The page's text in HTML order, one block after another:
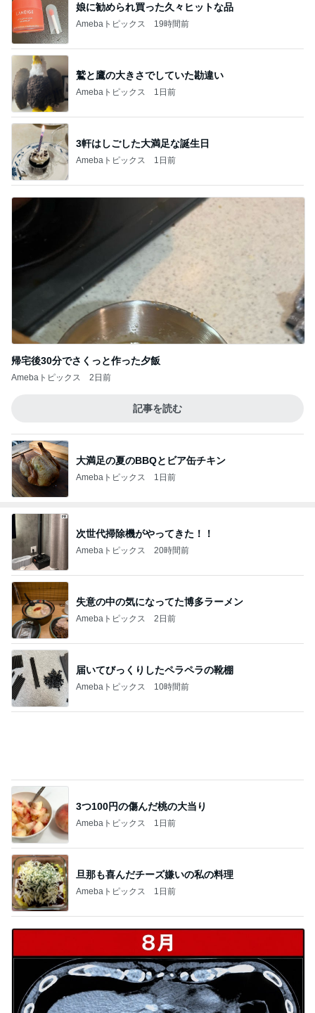
娘に勧められ買った久々ヒットな品
Amebaトピックス 19時間前
鷲と鷹の大きさでしていた勘違い
Amebaトピックス 1日前
3軒はしごした大満足な誕生日
Amebaトピックス 1日前
帰宅後30分でさくっと作った夕飯
Amebaトピックス 2日前
記事を読む
大満足の夏のBBQとビア缶チキン
Amebaトピックス 1日前
次世代掃除機がやってきた！！
Amebaトピックス 20時間前
失意の中の気になってた博多ラーメン
Amebaトピックス 2日前
届いてびっくりしたペラペラの靴棚
Amebaトピックス 10時間前
旦那も喜んだチーズ嫌いの私の料理
Amebaトピックス 1日前